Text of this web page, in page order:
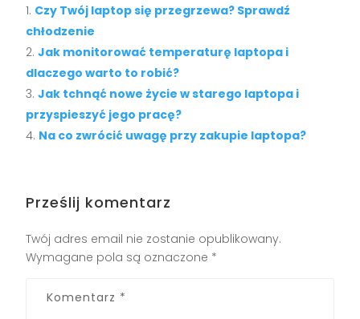
Czy Twój laptop się przegrzewa? Sprawdź
chłodzenie
Jak monitorować temperaturę laptopa i
dlaczego warto to robić?
Jak tchnąć nowe życie w starego laptopa i
przyspieszyć jego pracę?
Na co zwrócić uwagę przy zakupie laptopa?
Prześlij komentarz
Twój adres email nie zostanie opublikowany.
Wymagane pola są oznaczone *